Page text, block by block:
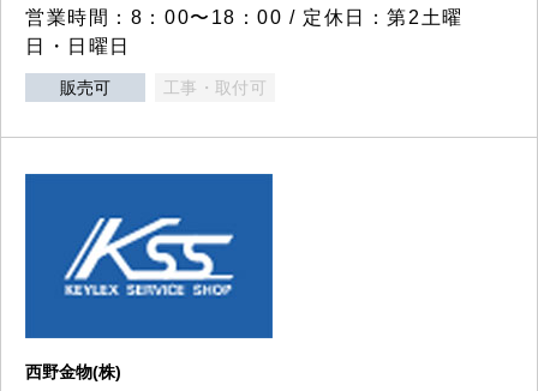
営業時間：8：00〜18：00 / 定休日：第2土曜
日・日曜日
販売可 工事・取付可
西野金物(株)